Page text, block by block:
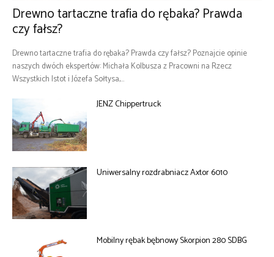
Drewno tartaczne trafia do rębaka? Prawda
czy fałsz?
Drewno tartaczne trafia do rębaka? Prawda czy fałsz? Poznajcie opinie
naszych dwóch ekspertów: Michała Kolbusza z Pracowni na Rzecz
Wszystkich Istot i Józefa Sołtysa,...
JENZ Chippertruck
Uniwersalny rozdrabniacz Axtor 6010
Mobilny rębak bębnowy Skorpion 280 SDBG